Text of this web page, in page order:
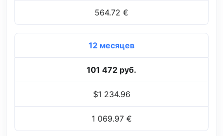
564.72 €
12 месяцев
101 472 руб.
$1 234.96
1 069.97 €